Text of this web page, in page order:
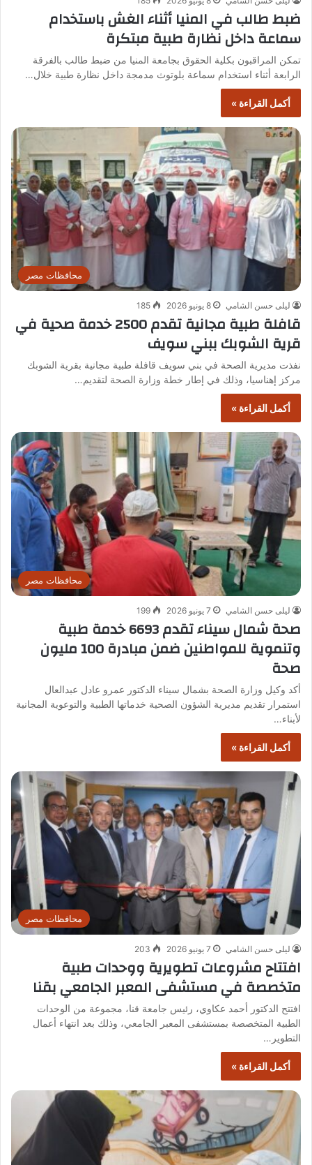
ضبط طالب في المنيا أثناء الغش باستخدام
سماعة داخل نظارة طبية مبتكرة
تمكن المراقبون بكلية الحقوق بجامعة المنيا من ضبط طالب بالفرقة
الرابعة أثناء استخدام سماعة بلوتوث مدمجة داخل نظارة طبية خلال…
أكمل القراءة »
محافظات مصر
ليلى حسن الشامي 8 يونيو 2026 185
قافلة طبية مجانية تقدم 2500 خدمة صحية في
قرية الشوبك ببني سويف
نفذت مديرية الصحة في بني سويف قافلة طبية مجانية بقرية الشوبك
مركز إهناسيا، وذلك في إطار خطة وزارة الصحة لتقديم…
أكمل القراءة »
محافظات مصر
ليلى حسن الشامي 7 يونيو 2026 199
صحة شمال سيناء تقدم 6693 خدمة طبية
وتنموية للمواطنين ضمن مبادرة 100 مليون
صحة
أكد وكيل وزارة الصحة بشمال سيناء الدكتور عمرو عادل عبدالعال
استمرار تقديم مديرية الشؤون الصحية خدماتها الطبية والتوعوية المجانية
لأبناء…
أكمل القراءة »
محافظات مصر
ليلى حسن الشامي 7 يونيو 2026 203
افتتاح مشروعات تطويرية ووحدات طبية
متخصصة في مستشفى المعبر الجامعي بقنا
افتتح الدكتور أحمد عكاوي، رئيس جامعة قنا، مجموعة من الوحدات
الطبية المتخصصة بمستشفى المعبر الجامعي، وذلك بعد انتهاء أعمال
التطوير…
أكمل القراءة »